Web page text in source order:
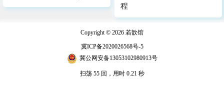
程
Copyright © 2026 若歆馆
冀ICP备2020026568号-5
冀公网安备13053102980913号
扫荡 55 回，用时 0.21 秒